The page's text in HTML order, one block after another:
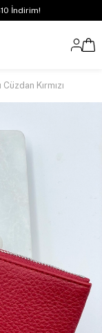
İndirim!
Kırmızı